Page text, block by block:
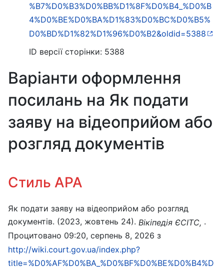
%B7%D0%B3%D0%BB%D1%8F%D0%B4_%D0%B
4%D0%BE%D0%BA%D1%83%D0%BC%D0%B5%
D0%BD%D1%82%D1%96%D0%B2&oldid=5388
ID версії сторінки: 5388
Варіанти оформлення
посилань на Як подати
заяву на відеоприйом або
розгляд документів
Стиль APA
Як подати заяву на відеоприйом або розгляд
документів. (2023, жовтень 24). Вікіпедія ЄСІТС, .
Процитовано 09:20, серпень 8, 2026 з
http://wiki.court.gov.ua/index.php?
title=%D0%AF%D0%BA_%D0%BF%D0%BE%D0%B4%D